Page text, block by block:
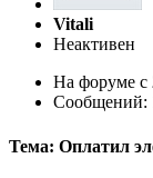
Vitali
Неактивен
На форуме с
Сообщений:
Тема: Оплатил